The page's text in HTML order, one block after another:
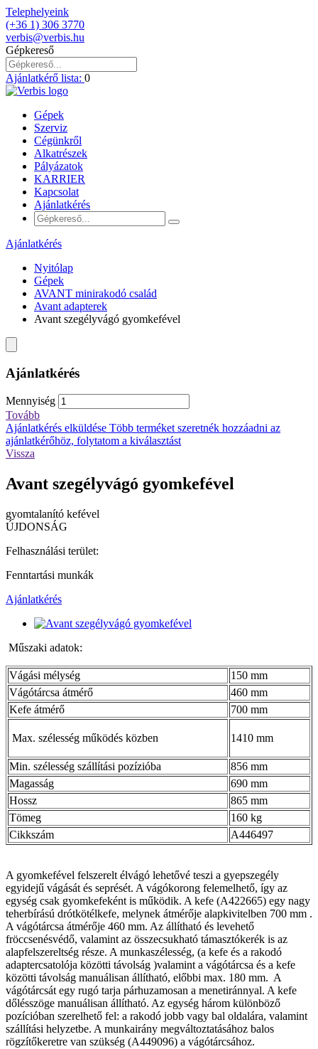
Telephelyeink
(+36 1) 306 3770
verbis@verbis.hu
Gépkereső
Ajánlatkérő lista: 0
Gépek
Szerviz
Cégünkről
Alkatrészek
Pályázatok
KARRIER
Kapcsolat
Ajánlatkérés
Ajánlatkérés
Nyitólap
Gépek
AVANT minirakodó család
Avant adapterek
Avant szegélyvágó gyomkefével
Ajánlatkérés
Mennyiség
Tovább
Ajánlatkérés elküldése Több terméket szeretnék hozzáadni az
ajánlatkérőhöz, folytatom a kiválasztást
Vissza
Avant szegélyvágó gyomkefével
gyomtalanító kefével
ÚJDONSÁG
Felhasználási terület:
Fenntartási munkák
Ajánlatkérés
Műszaki adatok:
Vágási mélység
150 mm
Vágótárcsa átmérő
460 mm
Kefe átmérő
700 mm
Max. szélesség működés közben 1410 mm
Min. szélesség szállítási pozízióba
856 mm
Magasság
690 mm
Hossz
865 mm
Tömeg
160 kg
Cikkszám
A446497
A gyomkefével felszerelt élvágó lehetővé teszi a gyepszegély
egyidejű vágását és seprését. A vágókorong felemelhető, így az
egység csak gyomkefeként is működik. A kefe (A422665) egy nagy
teherbírású drótkötélkefe, melynek átmérője alapkivitelben 700 mm .
A vágótárcsa átmérője 460 mm. Az állítható és levehető
fröccsenésvédő, valamint az összecsukható támasztókerék is az
alapfelszereltség része. A munkaszélesség, (a kefe és a rakodó
adaptercsatolója közötti távolság )valamint a vágótárcsa és a kefe
közötti távolság manuálisan állítható, előbbi max. 180 mm. A
vágótárcsát egy rugó tarja párhuzamosan a menetiránnyal. A kefe
dőlésszöge manuálisan állítható. Az egység három különböző
pozícióban szerelhető fel: a rakodó jobb vagy bal oldalára, valamint
szállítási helyzetbe. A munkairány megváltoztatásához balos
rögzítőkeretre van szükség (A449096) a vágótárcsához.